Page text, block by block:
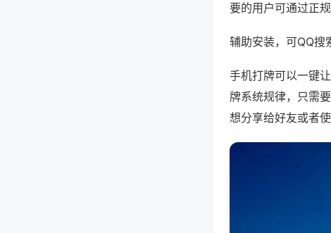
要的用户可通过正
辅助安装，可QQ
手机打牌可以一键
牌系统规律，只需
想分享给好友或者